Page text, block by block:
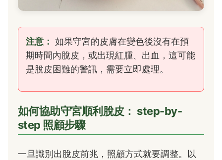
注意： 如果守宮的皮膚在變色後沒有在預
期時間內脫皮，或出現紅腫、出血，這可能
是脫皮困難的警訊，需要立即處理。
如何協助守宮順利脫皮： step-by-
step 照顧步驟
一旦識別出脫皮前兆，照顧方式就要調整。以